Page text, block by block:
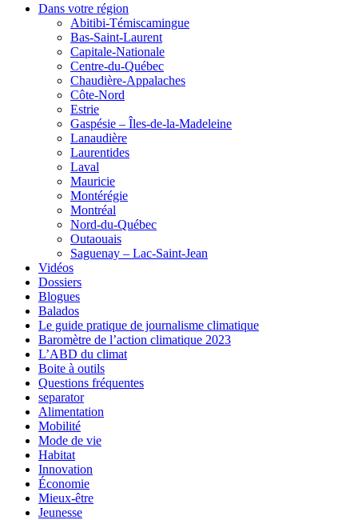
Dans votre région
Abitibi-Témiscamingue
Bas-Saint-Laurent
Capitale-Nationale
Centre-du-Québec
Chaudière-Appalaches
Côte-Nord
Estrie
Gaspésie – Îles-de-la-Madeleine
Lanaudière
Laurentides
Laval
Mauricie
Montérégie
Montréal
Nord-du-Québec
Outaouais
Saguenay – Lac-Saint-Jean
Vidéos
Dossiers
Blogues
Balados
Le guide pratique de journalisme climatique
Baromètre de l’action climatique 2023
L’ABD du climat
Boite à outils
Questions fréquentes
separator
Alimentation
Mobilité
Mode de vie
Habitat
Innovation
Économie
Mieux-être
Jeunesse